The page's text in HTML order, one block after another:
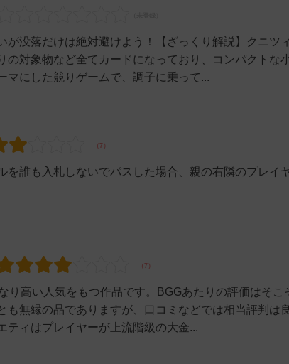
が没落だけは絶対避けよう！【ざっくり解説】クニツ
の対象物など全てカードになっており、コンパクトな
マにした競りゲームで、調子に乗って...
を誰も入札しないでパスした場合、親の右隣のプレイ
高い人気をもつ作品です。BGGあたりの評価はそこ
も無縁の品でありますが、口コミなどでは相当評判は
ティはプレイヤーが上流階級の大金...